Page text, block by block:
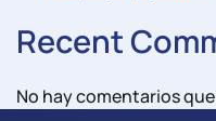
Recent
No hay comentarios